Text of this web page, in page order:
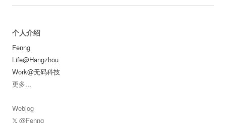
个人介绍
Fenng
Life@Hangzhou
Work@无码科技
更多...
Weblog
𝕏 @Fenng